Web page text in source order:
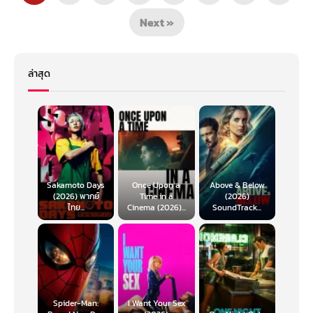
Next »
ล่าสุด
Sakamoto Days
(2026) พากย์
ไทย...
Once Upon a
Time in a
Cinema (2026)...
Above & Below
(2026)
SoundTrack...
Spider-Man:
I Want Your Sex